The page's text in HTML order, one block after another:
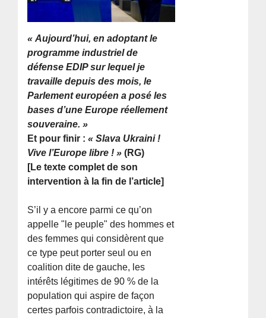
« Aujourd’hui, en adoptant le
programme industriel de
défense EDIP sur lequel je
travaille depuis des mois, le
Parlement européen a posé les
bases d’une Europe réellement
souveraine. »
Et pour finir :« Slava Ukraini !
Vive l’Europe libre ! » (RG)
[Le texte complet de son
intervention à la fin de l’article]
S’il y a encore parmi ce qu’on
appelle "le peuple" des hommes et
des femmes qui considèrent que
ce type peut porter seul ou en
coalition dite de gauche, les
intérêts légitimes de 90 % de la
population qui aspire de façon
certes parfois contradictoire, à la